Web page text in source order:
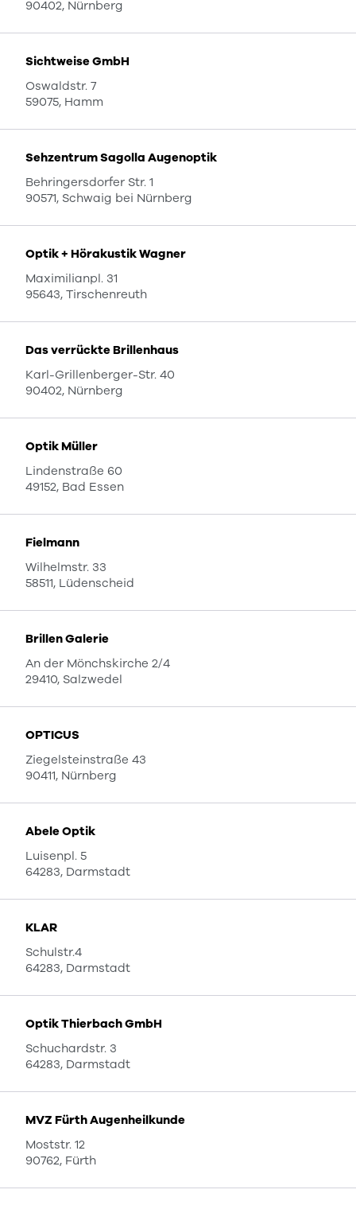
90402, Nürnberg
Sichtweise GmbH
Oswaldstr. 7
59075, Hamm
Sehzentrum Sagolla Augenoptik
Behringersdorfer Str. 1
90571, Schwaig bei Nürnberg
Optik + Hörakustik Wagner
Maximilianpl. 31
95643, Tirschenreuth
Das verrückte Brillenhaus
Karl-Grillenberger-Str. 40
90402, Nürnberg
Optik Müller
Lindenstraße 60
49152, Bad Essen
Fielmann
Wilhelmstr. 33
58511, Lüdenscheid
Brillen Galerie
An der Mönchskirche 2/4
29410, Salzwedel
OPTICUS
Ziegelsteinstraße 43
90411, Nürnberg
Abele Optik
Luisenpl. 5
64283, Darmstadt
KLAR
Schulstr.4
64283, Darmstadt
Optik Thierbach GmbH
Schuchardstr. 3
64283, Darmstadt
MVZ Fürth Augenheilkunde
Moststr. 12
90762, Fürth